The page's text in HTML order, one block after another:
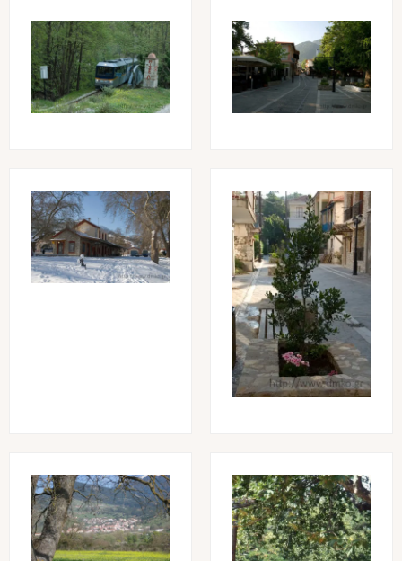
Image Image
Image Image
Image Image